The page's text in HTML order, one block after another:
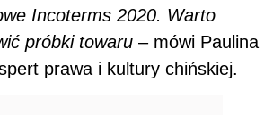
Incoterms 2020. Warto
próbki towaru – mówi Paulina
prawa i kultury chińskiej.